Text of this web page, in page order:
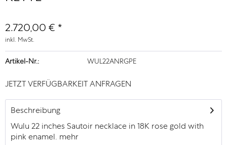
2.720,00 € *
inkl. MwSt.
Artikel-Nr.: WUL22ANRGPE
JETZT VERFÜGBARKEIT ANFRAGEN
Beschreibung
Wulu 22 inches Sautoir necklace in 18K rose gold with
pink enamel. mehr